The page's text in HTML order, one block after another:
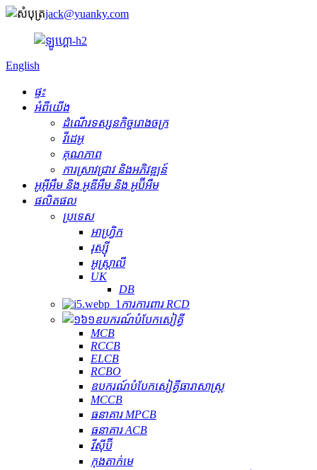
jack@yuanky.com
English
ផ្ទះ
អំពីយើង
ដំណើរទស្សនកិច្ចរោងចក្រ
វីដេអូ
គុណភាព
ការស្រាវជ្រាវ និងអភិវឌ្ឍន៍
អូអ៊ីអឹម និង អូឌីអឹម និង អូប៊ីអឹម
ផលិតផល
ប្រទេស
អាហ្វ្រិក
រុស្ស៊ី
អូស្ត្រាលី
UK
DB
ការការពារ RCD
ឧបករណ៍​បំបែក​សៀគ្វី
MCB
RCCB
ELCB
RCBO
ឧបករណ៍បំបែកសៀគ្វីធារាសាស្ត្រ
MCCB
ធនាគារ MPCB
ធនាគារ ACB
វីស៊ីប៊ី
កុងតាក់មេ